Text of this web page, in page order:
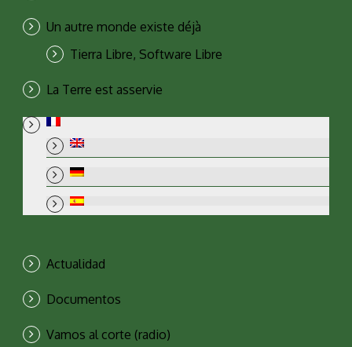
Un autre monde existe déjà
Tierra Libre, Software Libre
La Terre est asservie
Actualidad
Documentos
Vamos al corte (radio)